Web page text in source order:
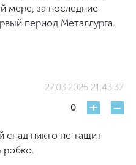
мере, за последние
период Металлурга.
27.03.2025 21:43:37
0
+ -
никто не тащит
робко.